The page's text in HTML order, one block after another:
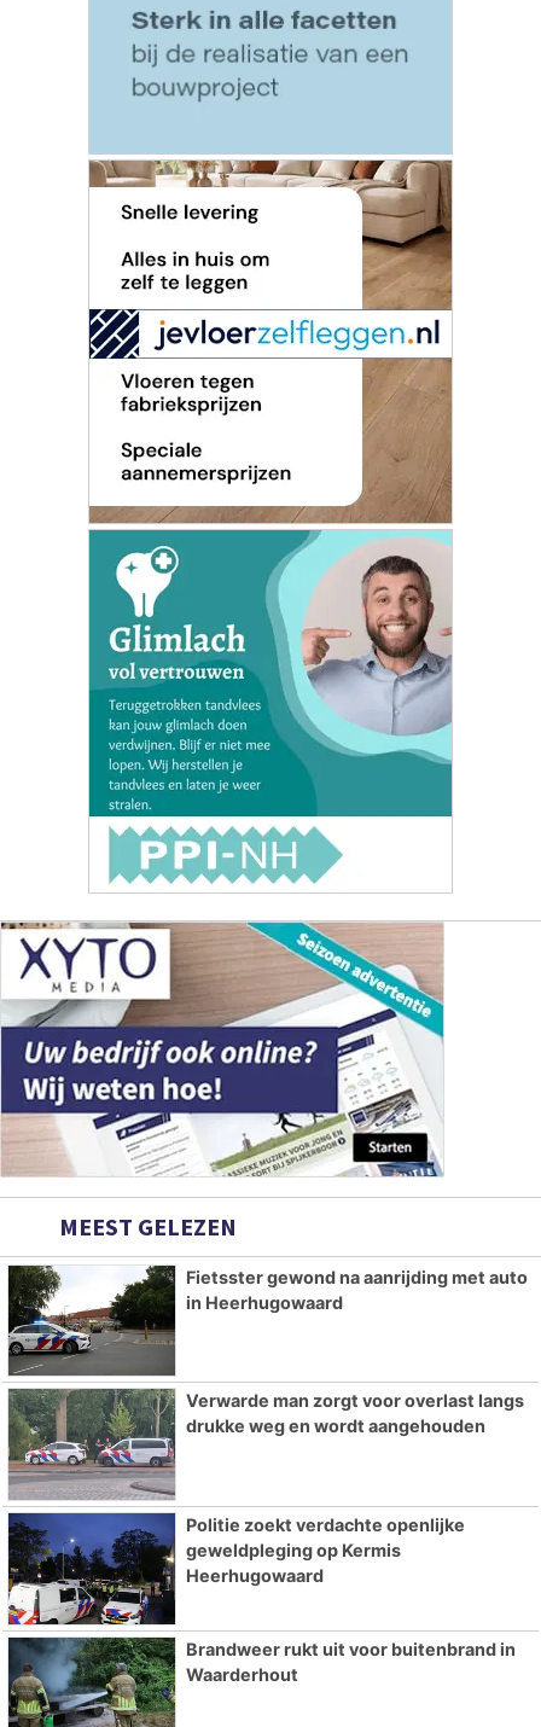
MEEST GELEZEN
Fietsster gewond na aanrijding met auto
in Heerhugowaard
Verwarde man zorgt voor overlast langs
drukke weg en wordt aangehouden
Politie zoekt verdachte openlijke
geweldpleging op Kermis
Heerhugowaard
Brandweer rukt uit voor buitenbrand in
Waarderhout